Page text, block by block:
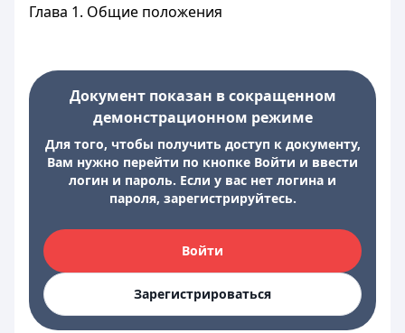
Глава 1. Общие положения
Документ показан в сокращенном
демонстрационном режиме
Для того, чтобы получить доступ к документу,
Вам нужно перейти по кнопке Войти и ввести
логин и пароль. Если у вас нет логина и
пароля, зарегистрируйтесь.
Войти
Зарегистрироваться